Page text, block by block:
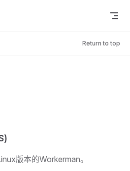
Return to top
版本的Workerman。